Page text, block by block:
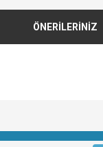
ÖNERİLERİNİZ